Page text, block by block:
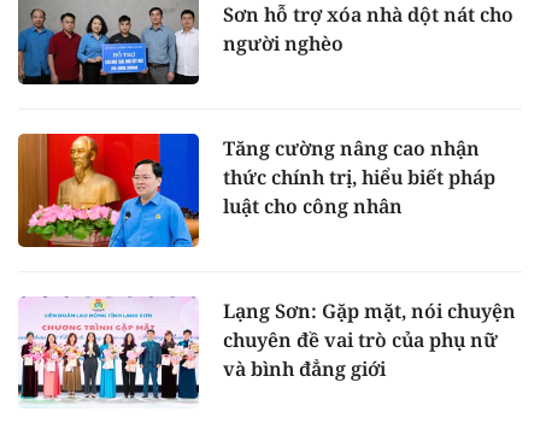
Sơn hỗ trợ xóa nhà dột nát cho
người nghèo
Tăng cường nâng cao nhận
thức chính trị, hiểu biết pháp
luật cho công nhân
Lạng Sơn: Gặp mặt, nói chuyện
chuyên đề vai trò của phụ nữ
và bình đẳng giới